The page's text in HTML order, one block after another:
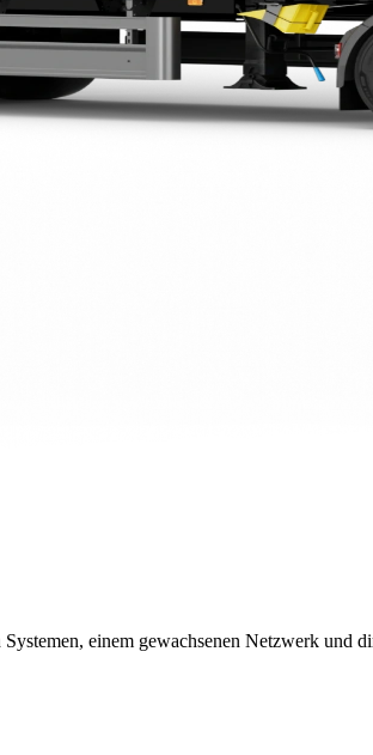
einem gewachsenen Netzwerk und